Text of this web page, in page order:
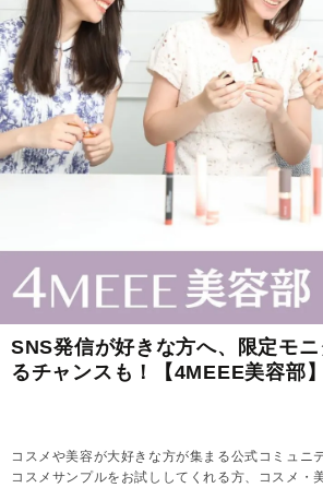
SNS発信が好きな方へ、限定モ
るチャンスも！【4MEEE美容部
コスメや美容が大好きな方が集まる公式コミュ
コスメサンプルをお試ししてくれる方、コスメ・